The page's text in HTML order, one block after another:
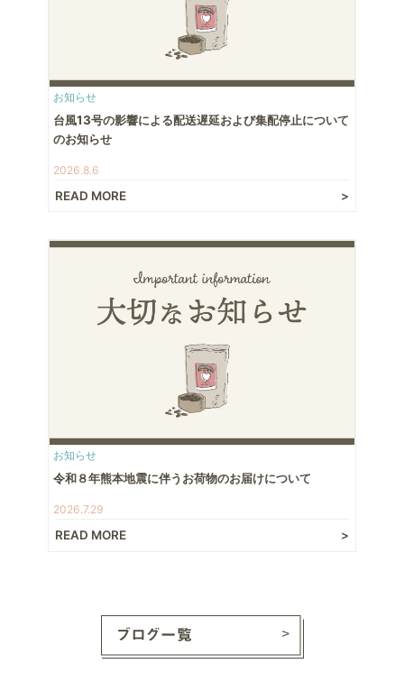
お知らせ
台風13号の影響による配送遅延および集配停止について
のお知らせ
2026.8.6
READ MORE
お知らせ
令和８年熊本地震に伴うお荷物のお届けについて
2026.7.29
READ MORE